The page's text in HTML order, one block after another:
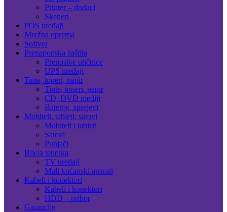
Printer – dodaci
Skeneri
POS uređaji
Mrežna oprema
Softver
Prenaponska zaštita
Prenosive utičnice
UPS uređaji
Tinte, toneri, papir
Tinte, toneri, papir
CD, DVD mediji
Baterije, sprejevi
Mobiteli, tableti, satovi
Mobiteli i tableti
Satovi
Punjači
Bijela tehnika
TV uređaji
Mali kućanski aparati
Kabeli i konektori
Kabeli i konektori
HDD – pribor
Garancije